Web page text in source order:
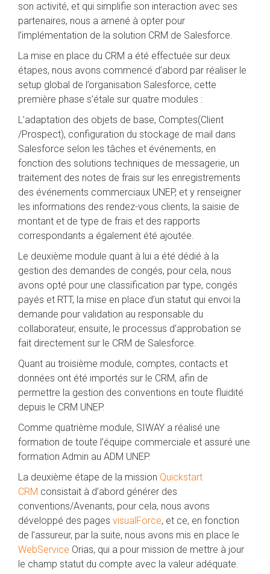
son activité, et qui simplifie son interaction avec ses
partenaires, nous a amené à opter pour
l’implémentation de la solution CRM de Salesforce.
La mise en place du CRM a été effectuée sur deux
étapes, nous avons commencé d’abord par réaliser le
setup global de l’organisation Salesforce, cette
première phase s’étale sur quatre modules :
L’adaptation des objets de base, Comptes(Client
/Prospect), configuration du stockage de mail dans
Salesforce selon les tâches et événements, en
fonction des solutions techniques de messagerie, un
traitement des notes de frais sur les enregistrements
des événements commerciaux UNEP, et y renseigner
les informations des rendez-vous clients, la saisie de
montant et de type de frais et des rapports
correspondants a également été ajoutée.
Le deuxième module quant à lui a été dédié à la
gestion des demandes de congés, pour cela, nous
avons opté pour une classification par type, congés
payés et RTT, la mise en place d’un statut qui envoi la
demande pour validation au responsable du
collaborateur, ensuite, le processus d’approbation se
fait directement sur le CRM de Salesforce.
Quant au troisième module, comptes, contacts et
données ont été importés sur le CRM, afin de
permettre la gestion des conventions en toute fluidité
depuis le CRM UNEP.
Comme quatrième module, SIWAY a réalisé une
formation de toute l’équipe commerciale et assuré une
formation Admin au ADM UNEP.
La deuxième étape de la mission Quickstart
CRM consistait à d’abord générer des
conventions/Avenants, pour cela, nous avons
développé des pages visualForce, et ce, en fonction
de l’assureur, par la suite, nous avons mis en place le
WebService Orias, qui a pour mission de mettre à jour
le champ statut du compte avec la valeur adéquate.